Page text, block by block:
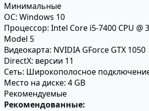
Минимальные
ОС: Windows 10
Процессор: Intel Core i5-7400 CPU @
Model 5
Видеокарта: NVIDIA GForce GTX 1050
DirectX: версии 11
Сеть: Широкополосное
Место на диске: 4 GB
Рекомендуемые
Рекомендованные: